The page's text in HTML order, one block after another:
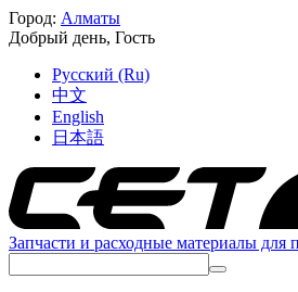
Город: Алматы
Добрый день, Гость
Русский (Ru)
中文
English
日本語
Запчасти и расходные материалы